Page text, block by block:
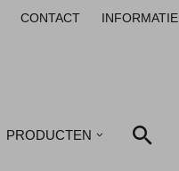
CONTACT INFORMATIE
PRODUCTEN